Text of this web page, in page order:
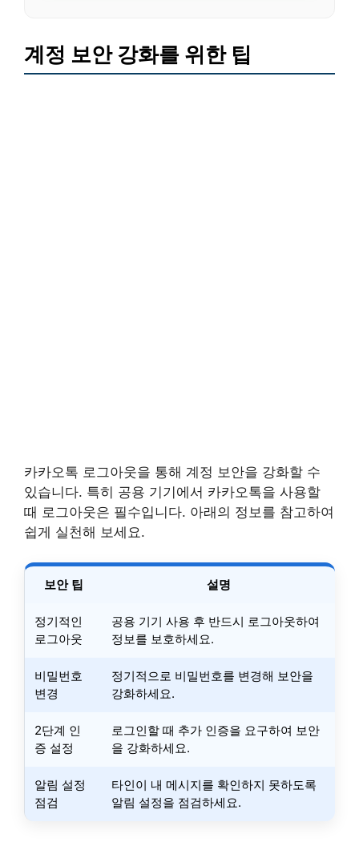
계정 보안 강화를 위한 팁
카카오톡 로그아웃을 통해 계정 보안을 강화할 수
있습니다. 특히 공용 기기에서 카카오톡을 사용할
때 로그아웃은 필수입니다. 아래의 정보를 참고하여
쉽게 실천해 보세요.
보안 팁 설명
정기적인
로그아웃
공용 기기 사용 후 반드시 로그아웃하여
정보를 보호하세요.
비밀번호
변경
정기적으로 비밀번호를 변경해 보안을
강화하세요.
2단계 인
증 설정
로그인할 때 추가 인증을 요구하여 보안
을 강화하세요.
알림 설정
점검
타인이 내 메시지를 확인하지 못하도록
알림 설정을 점검하세요.